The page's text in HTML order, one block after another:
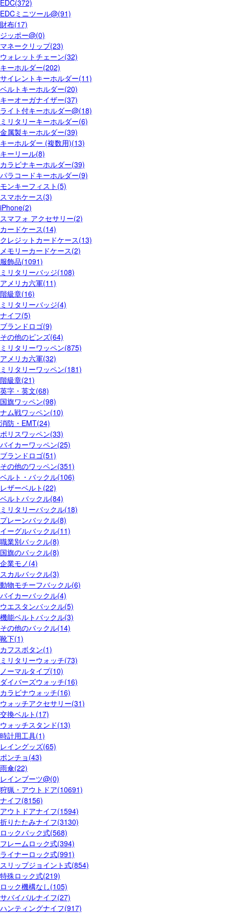
EDC(372)
EDCミニツール@(91)
財布(17)
ジッポー@(0)
マネークリップ(23)
ウォレットチェーン(32)
キーホルダー(202)
サイレントキーホルダー(11)
ベルトキーホルダー(20)
キーオーガナイザー(37)
ライト付キーホルダー@(18)
ミリタリーキーホルダー(6)
金属製キーホルダー(39)
キーホルダー (複数用)(13)
キーリール(8)
カラビナキーホルダー(39)
パラコードキーホルダー(9)
モンキーフィスト(5)
スマホケース(3)
iPhone(2)
スマフォ アクセサリー(2)
カードケース(14)
クレジットカードケース(13)
メモリーカードケース(2)
服飾品(1091)
ミリタリーバッジ(108)
アメリカ六軍(11)
階級章(16)
ミリタリーバッジ(4)
ナイフ(5)
ブランドロゴ(9)
その他のピンズ(64)
ミリタリーワッペン(875)
アメリカ六軍(32)
ミリタリーワッペン(181)
階級章(21)
英字・英文(68)
国旗ワッペン(98)
ナム戦ワッペン(10)
消防・EMT(24)
ポリスワッペン(33)
バイカーワッペン(25)
ブランドロゴ(51)
その他のワッペン(351)
ベルト・バックル(106)
レザーベルト(22)
ベルトバックル(84)
ミリタリーバックル(18)
プレーンバックル(8)
イーグルバックル(11)
職業別バックル(8)
国旗のバックル(8)
企業モノ(4)
スカルバックル(3)
動物モチーフバックル(6)
バイカーバックル(4)
ウエスタンバックル(5)
機能ベルトバックル(3)
その他のバックル(14)
靴下(1)
カフスボタン(1)
ミリタリーウォッチ(73)
ノーマルタイプ(10)
ダイバーズウォッチ(16)
カラビナウォッチ(16)
ウォッチアクセサリー(31)
交換ベルト(17)
ウォッチスタンド(13)
時計用工具(1)
レイングッズ(65)
ポンチョ(43)
雨傘(22)
レインブーツ@(0)
狩猟・アウトドア(10691)
ナイフ(8156)
アウトドアナイフ(1594)
折りたたみナイフ(3130)
ロックバック式(568)
フレームロック式(394)
ライナーロック式(991)
スリップジョイント式(854)
特殊ロック式(219)
ロック機構なし(105)
サバイバルナイフ(27)
ハンティングナイフ(917)